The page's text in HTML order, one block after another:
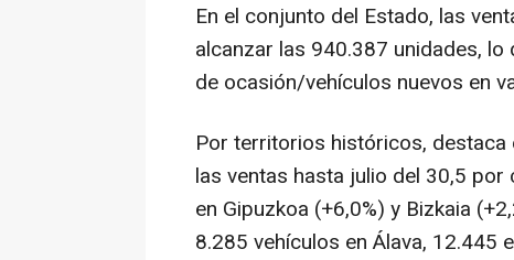
En el conjunto del Estado, las
alcanzar las 940.387 unidades,
de ocasión/vehículos nuevos en
Por territorios históricos, destaca
las ventas hasta julio del 30,5
en Gipuzkoa (+6,0%) y Bizkaia
8.285 vehículos en Álava, 12.445